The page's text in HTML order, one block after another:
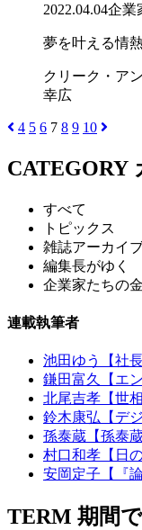
2022.04.04企業
夢を叶える情
クリーク・ア
幸広
4 5 6 7 8 9 10
CATEGORY
すべて
トピックス
雑誌アーカイ
編集長がゆく
企業家たちの
連載執筆者
池田ゆう【社
鎌田富久【エン
北尾吉孝【世
鈴木康弘【デ
孫泰蔵【孫泰
村口和孝【日
安岡定子【『
TERM 期間